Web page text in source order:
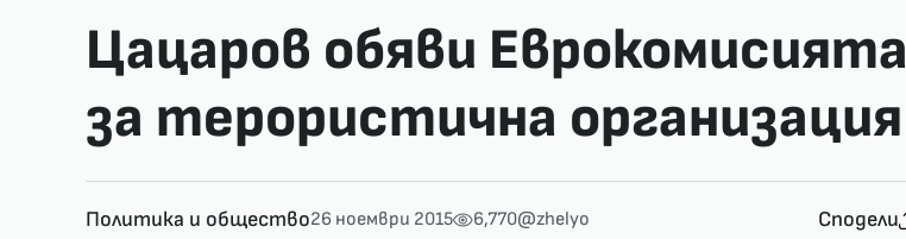
Цацаров обяви Еврокомисията
за терористична организация
Политика и общество26 ноември 2015 6,770@zhelyo Сподели